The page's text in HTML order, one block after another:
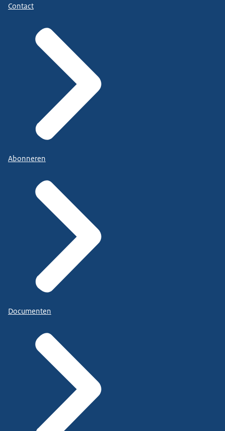
Contact
Abonneren
Documenten